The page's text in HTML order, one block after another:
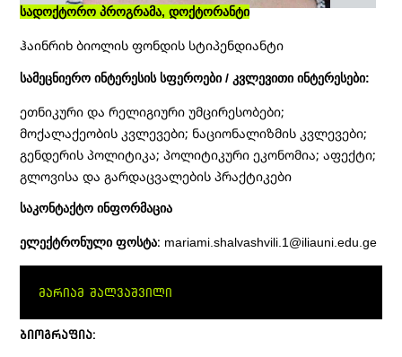
Სადოქტორო Პროგრამა, Დოქტორანტი
ᲰᲐᲘᲜᲠᲘᲮ ᲑᲘᲝᲚᲘᲡ ᲤᲝᲜᲓᲘᲡ ᲡᲢᲘᲞᲔᲜᲓᲘᲐᲜᲢᲘ
Სამეცნიერო Ინტერესის Სფეროები / Კვლევითი Ინტერესები:
ᲔᲗᲜᲘᲙᲣᲠᲘ ᲓᲐ ᲠᲔᲚᲘᲒᲘᲣᲠᲘ ᲣᲛᲪᲘᲠᲔᲡᲝᲑᲔᲑᲘ;
ᲛᲝᲥᲐᲚᲐᲥᲔᲝᲑᲘᲡ ᲙᲕᲚᲔᲕᲔᲑᲘ; ᲜᲐᲪᲘᲝᲜᲐᲚᲘᲖᲛᲘᲡ ᲙᲕᲚᲔᲕᲔᲑᲘ;
ᲒᲔᲜᲓᲔᲠᲘᲡ ᲞᲝᲚᲘᲢᲘᲙᲐ; ᲞᲝᲚᲘᲢᲘᲙᲣᲠᲘ ᲔᲙᲝᲜᲝᲛᲘᲐ; ᲐᲤᲔᲥᲢᲘ;
ᲒᲚᲝᲕᲘᲡᲐ ᲓᲐ ᲒᲐᲠᲓᲐᲪᲕᲐᲚᲔᲑᲘᲡ ᲞᲠᲐᲥᲢᲘᲙᲔᲑᲘ
Საკონტაქტო Ინფორმაცია
Ელექტრონული Ფოსტა: mariami.shalvashvili.1@iliauni.edu.ge
ᲛᲐᲠᲘᲐᲛ ᲨᲐᲚᲕᲐᲨᲕᲘᲚᲘ
ᲑᲘᲝᲒᲠᲐᲤᲘᲐ: